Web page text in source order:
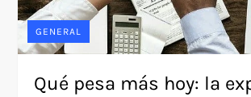
GENERAL
Qué pesa más hoy: la